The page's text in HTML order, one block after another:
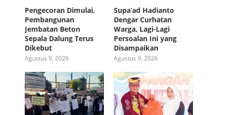
Pengecoran Dimulai,
Pembangunan
Jembatan Beton
Sepala Dalung Terus
Dikebut
Agustus 9, 2026
Supa’ad Hadianto
Dengar Curhatan
Warga, Lagi-Lagi
Persoalan Ini yang
Disampaikan
Agustus 9, 2026